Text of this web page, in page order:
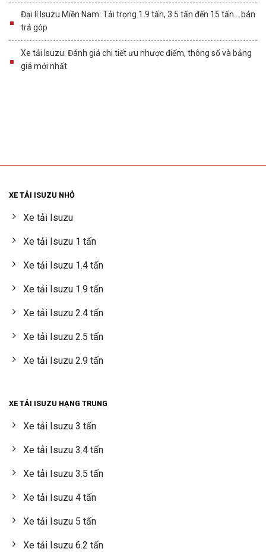
Đại lí Isuzu Miền Nam: Tải trọng 1.9 tấn, 3.5 tấn đến 15 tấn… bán
trả góp
Xe tải Isuzu: Đánh giá chi tiết ưu nhược điểm, thông số và bảng
giá mới nhất
XE TẢI ISUZU NHỎ
Xe tải Isuzu
Xe tải Isuzu 1 tấn
Xe tải Isuzu 1.4 tấn
Xe tải Isuzu 1.9 tấn
Xe tải Isuzu 2.4 tấn
Xe tải Isuzu 2.5 tấn
Xe tải Isuzu 2.9 tấn
XE TẢI ISUZU HẠNG TRUNG
Xe tải Isuzu 3 tấn
Xe tải Isuzu 3.4 tấn
Xe tải Isuzu 3.5 tấn
Xe tải Isuzu 4 tấn
Xe tải Isuzu 5 tấn
Xe tải Isuzu 6.2 tấn